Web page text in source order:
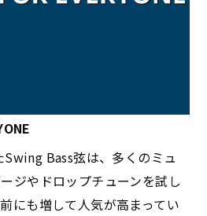
Bass弦は、多くのミュ
ジやドロップチューンを試し
にも増して人気が高まってい